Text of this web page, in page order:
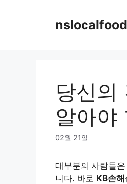
nslocalfood
당신의
알아야
02월 21일
대부분의 사람들
니다. 바로 KB손해